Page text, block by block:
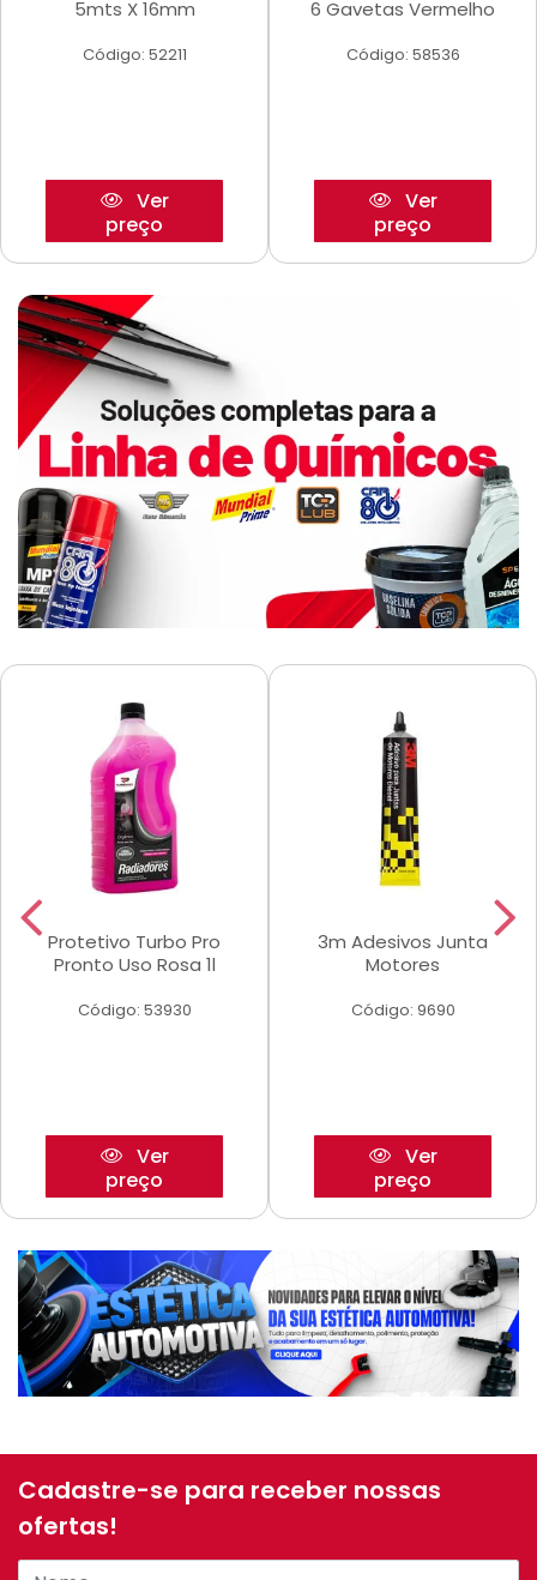
5mts X 16mm
Código: 52211
Ver
preço
6 Gavetas Vermelho
Código: 58536
Ver
preço
Protetivo Turbo Pro
Pronto Uso Rosa 1l
Código: 53930
Ver
preço
3m Adesivos Junta
Motores
Código: 9690
Ver
preço
Cadastre-se para receber nossas
ofertas!